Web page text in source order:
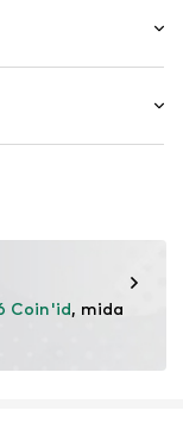
1% Elastaan
Coin'id, mida